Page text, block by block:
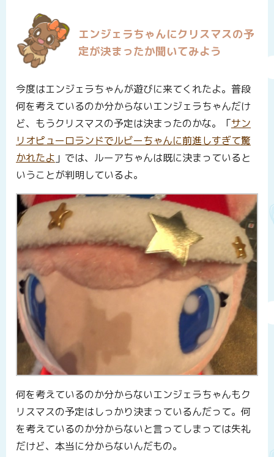
エンジェラちゃんにクリスマスの予
定が決まったか聞いてみよう
今度はエンジェラちゃんが遊びに来てくれたよ。普段
何を考えているのか分からないエンジェラちゃんだけ
ど、もうクリスマスの予定は決まったのかな。「サン
リオピューロランドでルビーちゃんに前進しすぎて驚
かれたよ 」では、ルーアちゃんは既に決まっていると
いうことが判明しているよ。
何を考えているのか分からないエンジェラちゃんもク
リスマスの予定はしっかり決まっているんだって。何
を考えているのか分からないと言ってしまっては失礼
だけど、本当に分からないんだもの。